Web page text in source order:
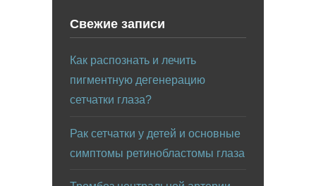
Свежие записи
Как распознать и лечить
пигментную дегенерацию
сетчатки глаза?
Рак сетчатки у детей и основные
симптомы ретинобластомы глаза